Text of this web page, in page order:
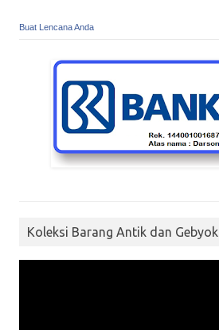
Buat Lencana Anda
Koleksi Barang Antik dan Gebyok